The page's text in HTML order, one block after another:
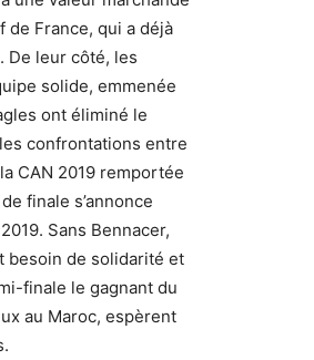
de France, qui a déjà
De leur côté, les
solide, emmenée
ont éliminé le
confrontations entre
CAN 2019 remportée
finale s’annonce
Sans Bennacer,
besoin de solidarité et
finale le gagnant du
au Maroc, espèrent